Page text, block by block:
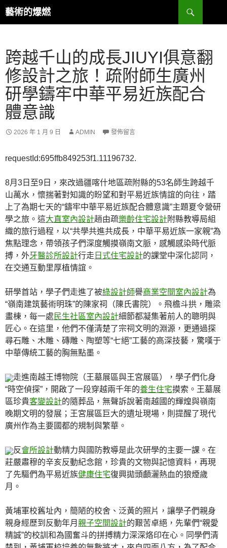
至
內
容
藝術的爆燃
搜
尋
跨越千山的成長JIUYI俱意翻
修設計之旅！疏附師生廣州
研學鑄牢中華平易近族配合
體意識
2026 年 1 月 9 日 ADMIN 發佈留言
requestId:695ffb849253f1.11196732.
8月3日至9日，來改過疆喀什地區疏附縣的53名師生跨越千
山萬水，懷揣著對知識的盼望和對平易近族情誼的向往，踏
上了為期七天的“鑄牢中華平易近族配合體意識”主題夏令營研
學之旅。這大直室內設計趟由疏樂齡住宅設計附縣教導局組
織的旅行過程，以“共學共進共成長，中華平易近族一家親”為
焦點理念，帶領孩子們深度觸摸嶺南文脈，感觸感染時代脈
搏，外牙醫診所設計行走 日式住宅設計的課堂中深化認同，
在交通互動里厚植情誼。
研學首站，學子們走進了被綠設計師譽商業空間室內設計為
“嶺南建筑藝術明珠”的陳家祠（陳氏書院）。飛檐斗拱，雕梁
畫棟，每一處 民生社區室內設計細節都凝集著前人的聰明與
匠心。在這里，他們不僅清楚了宗祠文明的淵源，更通過探
尋石雕、木雕、磚雕、陶塑等“七絕”工藝的高深技藝，驚嘆于
中華傳統工藝的胸無點墨。
走進南越王博物院（王墓展區與王宮展區），學子們化身
“時空偵探”，開啟了一段穿越兩千年的養生住宅摸索。王墓展
區珍貴客變設計的隨葬品，無聲訴說著南越國的輝煌與嶺南
晚期文明的發展；王宮展區巨大的遺址現場，則提醒了現代
廣州作為主要國都的規制與繁華。
反會所設計動精力與國防教導是此次研學的主要一課。在
莊嚴肅穆的辛亥反動紀念館，珍貴的文物與記憶資料，再現
了先驅們為平易近族健康住宅復興拋頭顱灑熱血的狼煙歲
月。
黃埔軍校舊址內，簡陋的校舍、泛黃的照片，讓學子們親身
親身經歷到反動年月 親子空間設計的艱苦卓絕，先輩們“親愛
精誠”的校訓和為國奮斗的拼搏精力深深烙印在心。同學們清